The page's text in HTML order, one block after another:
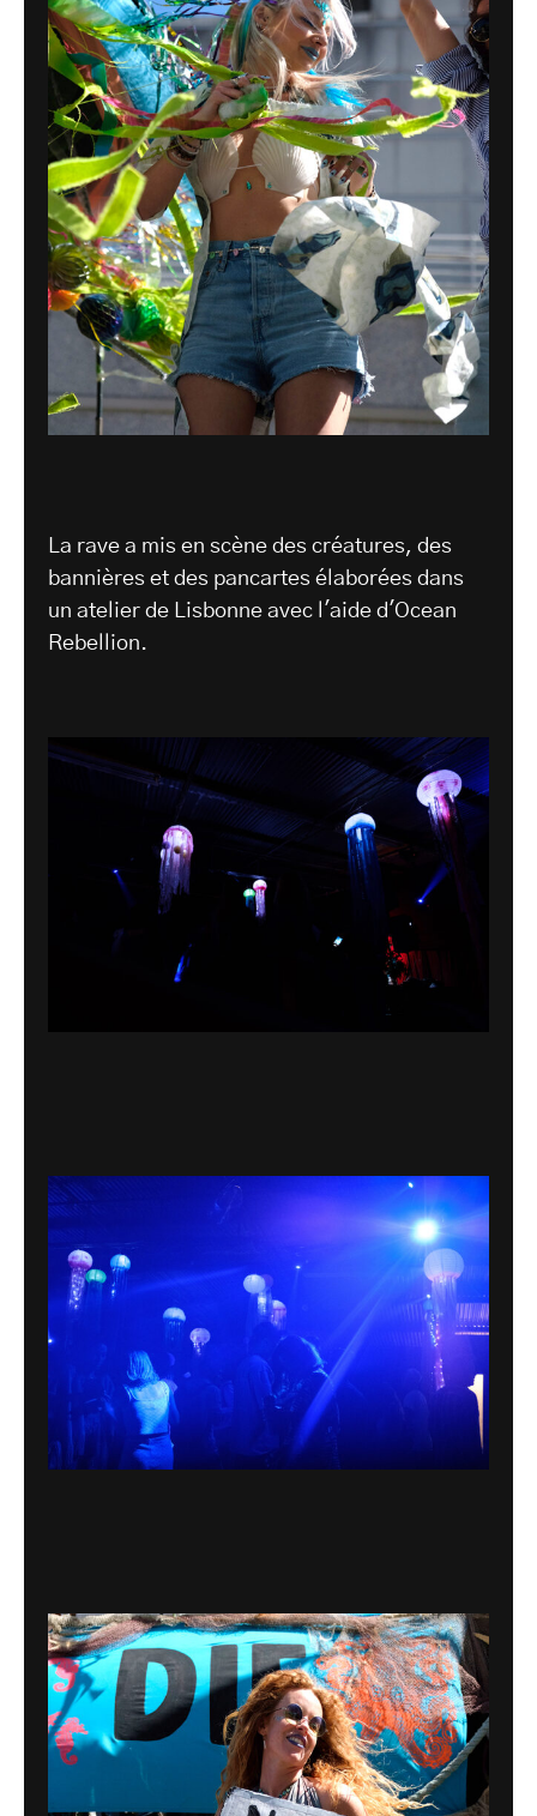
La rave a mis en scène des créatures, des
bannières et des pancartes élaborées dans
un atelier de Lisbonne avec l'aide d'Ocean
Rebellion.